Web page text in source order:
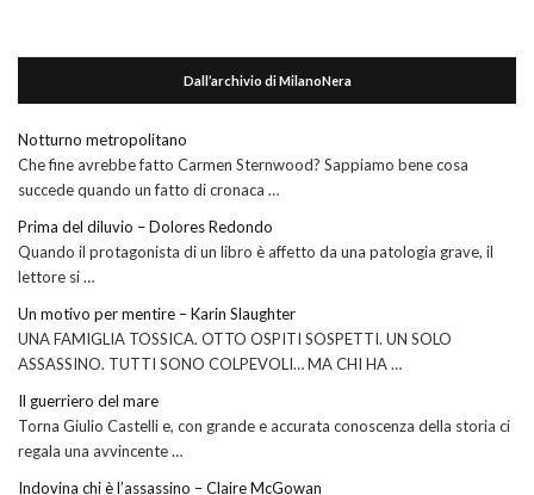
Dall’archivio di MilanoNera
Notturno metropolitano
Che fine avrebbe fatto Carmen Sternwood? Sappiamo bene cosa
succede quando un fatto di cronaca …
Prima del diluvio – Dolores Redondo
Quando il protagonista di un libro è affetto da una patologia grave, il
lettore si …
Un motivo per mentire – Karin Slaughter
UNA FAMIGLIA TOSSICA. OTTO OSPITI SOSPETTI. UN SOLO
ASSASSINO. TUTTI SONO COLPEVOLI… MA CHI HA …
Il guerriero del mare
Torna Giulio Castelli e, con grande e accurata conoscenza della storia ci
regala una avvincente …
Indovina chi è l’assassino – Claire McGowan